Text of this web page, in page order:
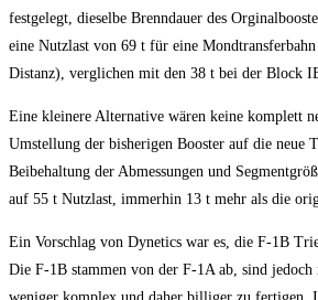
festgelegt, dieselbe Brenndauer des
eine Nutzlast von 69 t für eine
Distanz), verglichen mit den 38 t bei der Block
Eine kleinere Alternative wären keine komplett
Umstellung der bisherigen Booster auf die neue
Beibehaltung der Abmessungen und
auf 55 t Nutzlast, immerhin 13 t mehr als die
Ein Vorschlag von Dynetics war es, die F-1B
Die F-1B stammen von der F-1A ab, sind